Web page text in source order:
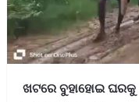
ଖଟରେ ବୁହାହୋଇ ଘରକୁ